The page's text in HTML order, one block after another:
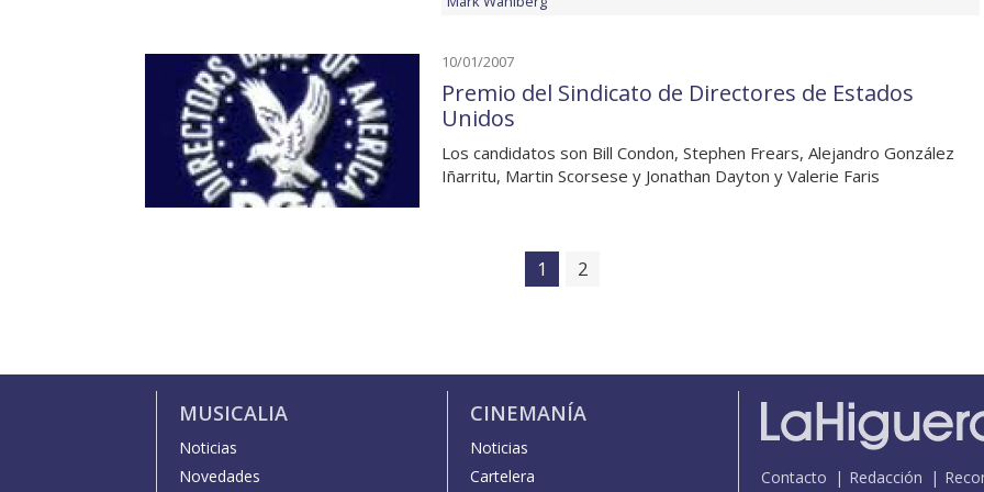
10/01/2007
Premio del Sindicato de Directores de Estados
Unidos
Los candidatos son Bill Condon, Stephen Frears, Alejandro González
Iñarritu, Martin Scorsese y Jonathan Dayton y Valerie Faris
1 2
MUSICALIA
Noticias
Novedades
CINEMANÍA
Noticias
Cartelera
Contacto Redacción